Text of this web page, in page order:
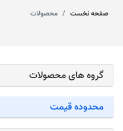
صفحه نخست محصولات
گروه های محصولات
محدوده قیمت